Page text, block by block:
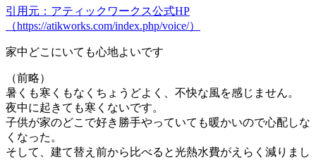
引用元：アティックワークス公式HP
（https://atikworks.com/index.php/voice/）
家中どこにいても心地よいです
（前略）
暑くも寒くもなくちょうどよく、不快な風を感じません。
夜中に起きても寒くないです。
子供が家のどこで好き勝手やっていても暖かいので心配しな
くなった。
そして、建て替え前から比べると光熱水費がえらく減りまし